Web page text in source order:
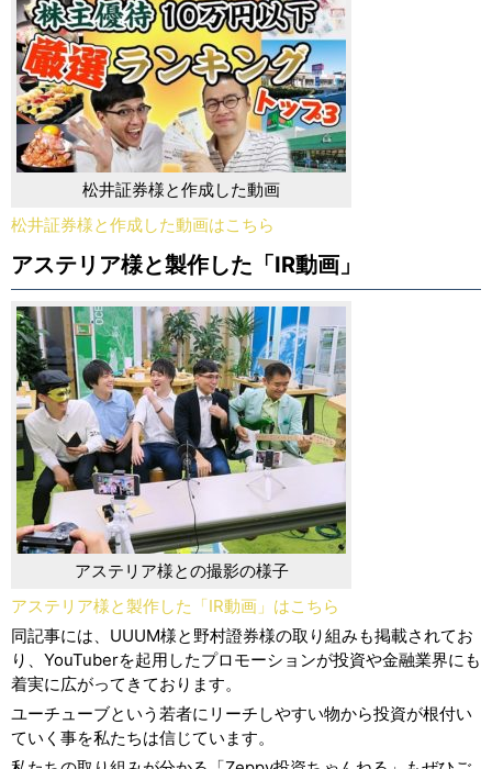
松井証券様と作成した動画
松井証券様と作成した動画はこちら
アステリア様と製作した「IR動画」
アステリア様との撮影の様子
アステリア様と製作した「IR動画」はこちら
同記事には、UUUM様と野村證券様の取り組みも掲載されてお
り、YouTuberを起用したプロモーションが投資や金融業界にも
着実に広がってきております。
ユーチューブという若者にリーチしやすい物から投資が根付い
ていく事を私たちは信じています。